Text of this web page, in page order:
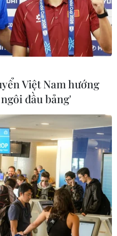
nhẹ tại nhà, cho
6/12
Việt Nam hướng
đầu bảng'